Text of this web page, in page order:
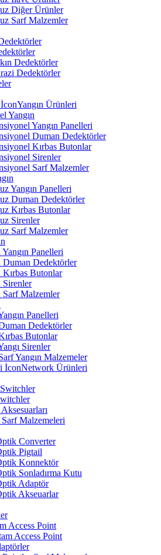
Diğer Ürünler
Sarf Malzemler
Dedektörler
Dedektörler
Yangın Ürünleri
Yangın
Yangın Panelleri
Duman Dedektörler
Kırbas Butonlar
Sirenler
Sarf Malzemler
Yangın Panelleri
Duman Dedektörler
Kırbas Butonlar
Sirenler
Sarf Malzemler
Panelleri
Duman Dedektörler
Kırbas Butonlar
Sirenler
Sarf Malzemler
Panelleri
Dedektörler
Butonlar
Sirenler
Yangın Malzemeler
Network Ürünleri
Malzemeleri
Converter
Pigtail
Konnektör
Sonladırma Kutu
Adaptör
Akseuarlar
Access Point
Access Point